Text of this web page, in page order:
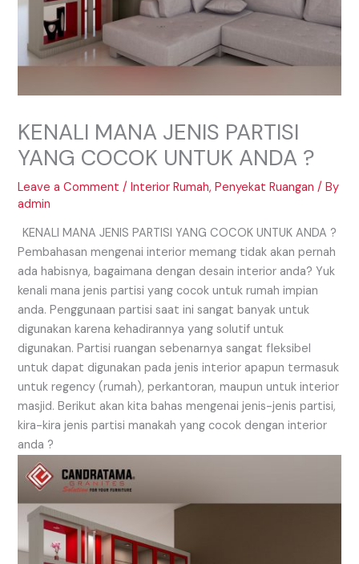
KENALI MANA JENIS PARTISI
YANG COCOK UNTUK ANDA ?
Leave a Comment /Interior Rumah,Penyekat Ruangan / By
admin
KENALI MANA JENIS PARTISI YANG COCOK UNTUK ANDA ?
Pembahasan mengenai interior memang tidak akan pernah
ada habisnya, bagaimana dengan desain interior anda? Yuk
kenali mana jenis partisi yang cocok untuk rumah impian
anda. Penggunaan partisi saat ini sangat banyak untuk
digunakan karena kehadirannya yang solutif untuk
digunakan. Partisi ruangan sebenarnya sangat fleksibel
untuk dapat digunakan pada jenis interior apapun termasuk
untuk regency (rumah), perkantoran, maupun untuk interior
masjid. Berikut akan kita bahas mengenai jenis-jenis partisi,
kira-kira jenis partisi manakah yang cocok dengan interior
anda ?